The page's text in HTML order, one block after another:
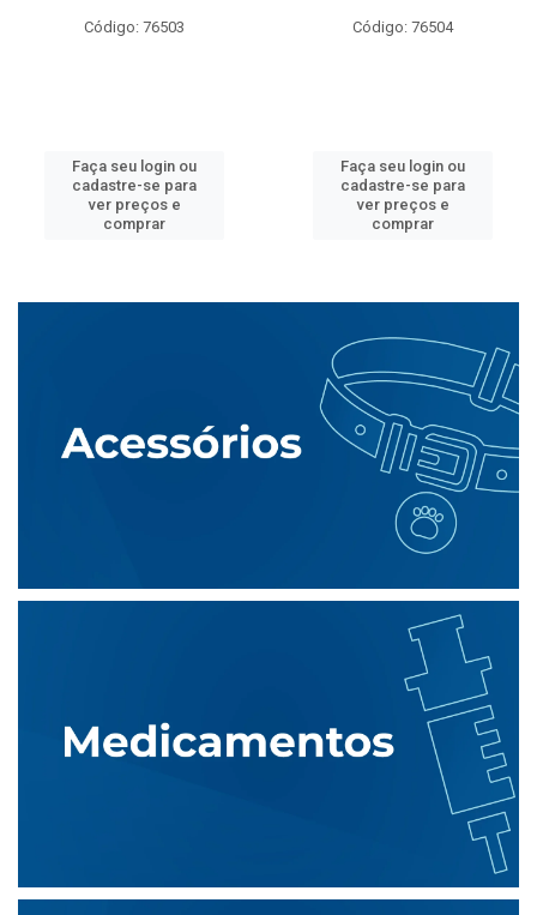
Código: 76503
Faça seu login ou
cadastre-se para
ver preços e
comprar
Código: 76504
Faça seu login ou
cadastre-se para
ver preços e
comprar